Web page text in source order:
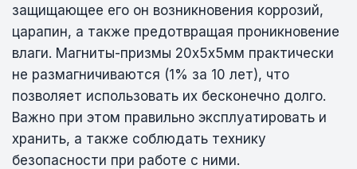
защищающее его он возникновения коррозий,
царапин, а также предотвращая проникновение
влаги. Магниты-призмы 20х5х5мм практически
не размагничиваются (1% за 10 лет), что
позволяет использовать их бесконечно долго.
Важно при этом правильно эксплуатировать и
хранить, а также соблюдать технику
безопасности при работе с ними.